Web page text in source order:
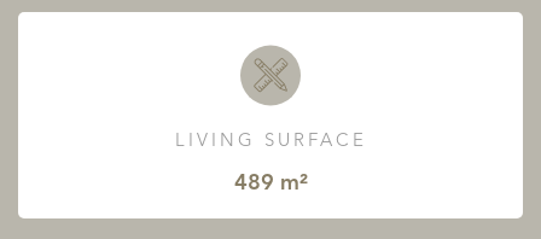
LIVING SURFACE
489 m²